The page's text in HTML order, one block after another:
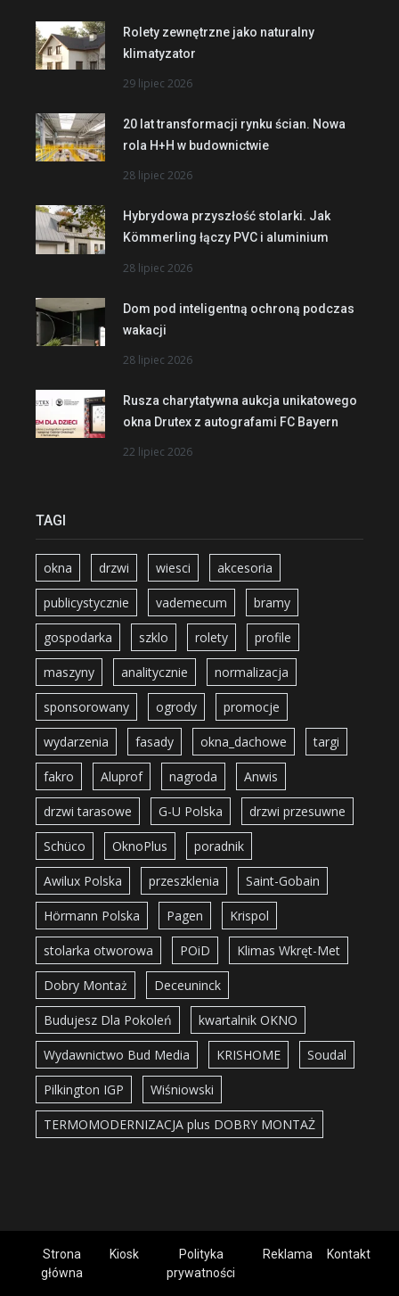
Rolety zewnętrzne jako naturalny
klimatyzator
29 lipiec 2026
20 lat transformacji rynku ścian. Nowa
rola H+H w budownictwie
28 lipiec 2026
Hybrydowa przyszłość stolarki. Jak
Kömmerling łączy PVC i aluminium
28 lipiec 2026
Dom pod inteligentną ochroną podczas
wakacji
28 lipiec 2026
Rusza charytatywna aukcja unikatowego
okna Drutex z autografami FC Bayern
22 lipiec 2026
TAGI
okna drzwi wiesci akcesoria
publicystycznie vademecum bramy
gospodarka szklo rolety profile
maszyny analitycznie normalizacja
sponsorowany ogrody promocje
wydarzenia fasady okna_dachowe targi
fakro Aluprof nagroda Anwis
drzwi tarasowe G-U Polska drzwi przesuwne
Schüco OknoPlus poradnik
Awilux Polska przeszklenia Saint-Gobain
Hörmann Polska Pagen Krispol
stolarka otworowa POiD Klimas Wkręt-Met
Dobry Montaż Deceuninck
Budujesz Dla Pokoleń kwartalnik OKNO
Wydawnictwo Bud Media KRISHOME Soudal
Pilkington IGP Wiśniowski
TERMOMODERNIZACJA plus DOBRY MONTAŻ
Strona
główna
Kiosk
Polityka
prywatności
Reklama Kontakt